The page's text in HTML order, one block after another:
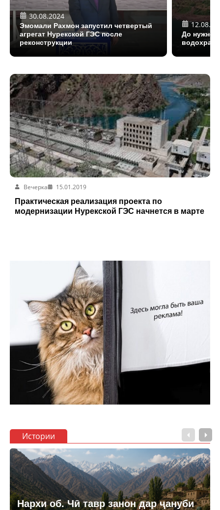
30.08.2024
Эмомали Рахмон запустил четвертый
агрегат Нурекской ГЭС после
реконструкции
До нужной
Вечерка
15.01.2019
Практическая реализация проекта по
модернизации Нурекской ГЭС начнется в марте
Истории
Нархи об. Чӣ тавр занон дар ҷануби